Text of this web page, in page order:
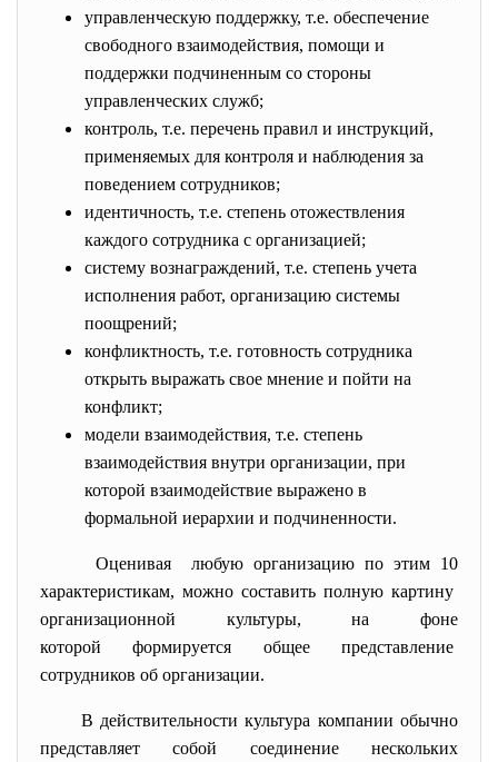
управленческую поддержку, т.е. обеспечение
свободного взаимодействия, помощи и
поддержки подчиненным со стороны
управленческих служб;
контроль, т.е. перечень правил и инструкций,
применяемых для контроля и наблюдения за
поведением сотрудников;
идентичность, т.е. степень отожествления
каждого сотрудника с организацией;
систему вознаграждений, т.е. степень учета
исполнения работ, организацию системы
поощрений;
конфликтность, т.е. готовность сотрудника
открыть выражать свое мнение и пойти на
конфликт;
модели взаимодействия, т.е. степень
взаимодействия внутри организации, при
которой взаимодействие выражено в
формальной иерархии и подчиненности.
Оценивая любую организацию по этим 10
характеристикам, можно составить полную картину
организационной культуры, на фоне
которой формируется общее представление
сотрудников об организации.
В действительности культура компании обычно
представляет собой соединение нескольких